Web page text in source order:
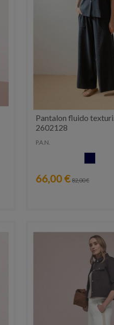
Pantalon fluido
2602128
P.A.N.
66,00 € 82,00 €